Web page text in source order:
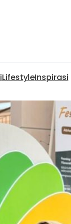
LifestyleInspirasi